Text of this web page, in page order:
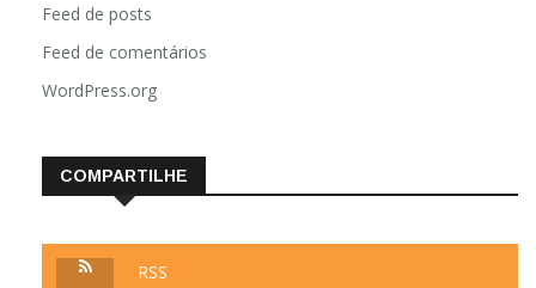
Feed de posts
Feed de comentários
WordPress.org
COMPARTILHE
RSS